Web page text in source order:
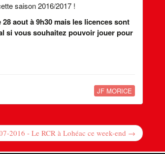
saison 2016/2017 !
aout à 9h30 mais les licences sont
si vous souhaitez pouvoir jouer pour
JF MORICE
2016 - Le RCR à Lohéac ce week-end →